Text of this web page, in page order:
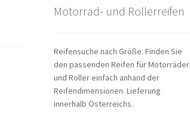
Motorrad- und Rollerreifen
Reifensuche nach Größe. Finden Sie
den passenden Reifen für Motorräder
und Roller einfach anhand der
Reifendimensionen. Lieferung
innerhalb Österreichs.